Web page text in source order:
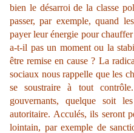
bien le désarroi de la classe
passer, par exemple, quand
payer leur énergie pour
a-t-il pas un moment ou la
être remise en cause ? La
sociaux nous rappelle que les
se soustraire à tout
gouvernants, quelque soit
autoritaire. Acculés, ils seront
lointain, par exemple de